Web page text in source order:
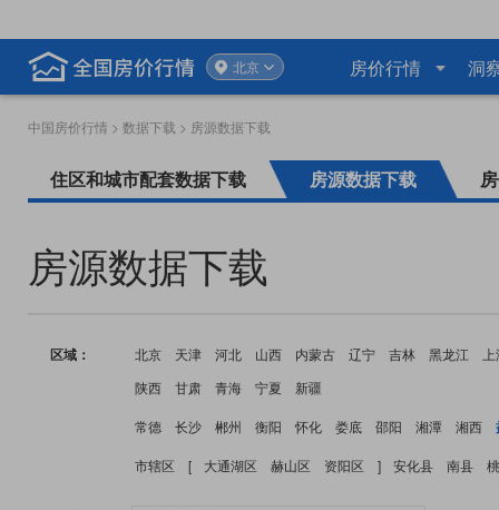
北京 房价行情 洞
中国房价行情 > 数据下载 > 房源数据下载
住区和城市配套数据下载 房源数据下载
房源数据下载
区域： 北京 天津 河北 山西 内蒙古 辽宁 吉林 黑龙江
陕西
甘肃 青海 宁夏 新疆
常德 长沙 郴州 衡阳 怀化 娄底 邵阳 湘潭 湘西
市辖区 [ 大通湖区 赫山区 资阳区 ] 安化县 南县